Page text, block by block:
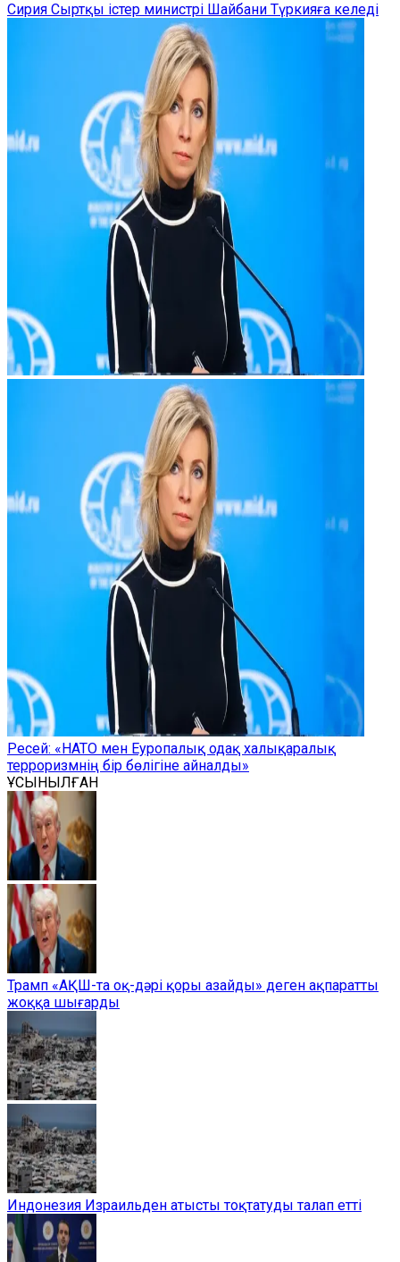
Сирия Сыртқы істер министрі Шайбани Түркияға келеді
Ресей: «НАТО мен Еуропалық одақ халықаралық
терроризмнің бір бөлігіне айналды»
ҰСЫНЫЛҒАН
Трамп «АҚШ-та оқ-дәрі қоры азайды» деген ақпаратты
жоққа шығарды
Индонезия Израильден атысты тоқтатуды талап етті